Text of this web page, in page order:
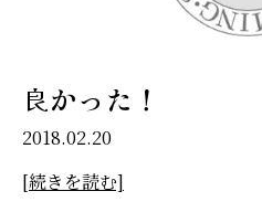
良かった！
2018.02.20
[続きを読む]